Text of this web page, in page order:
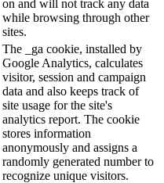
on and will not track any data
while browsing through other
sites.
The _ga cookie, installed by
Google Analytics, calculates
visitor, session and campaign
data and also keeps track of
site usage for the site's
analytics report. The cookie
stores information
anonymously and assigns a
randomly generated number to
recognize unique visitors.